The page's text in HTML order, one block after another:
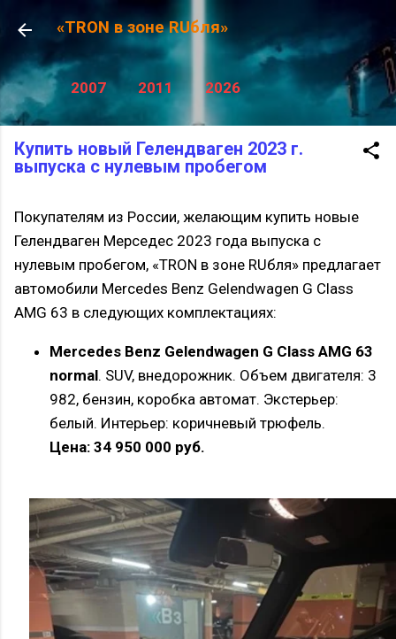
К основному контенту
«TRON в зоне RUбля»
2007 2011 2026
Купить новый Гелендваген 2023 г.
выпуска с нулевым пробегом
Покупателям из России, желающим купить новые
Гелендваген Мерседес 2023 года выпуска с
нулевым пробегом, «TRON в зоне RUбля» предлагает
автомобили Mercedes Benz Gelendwagen G Class
AMG 63 в следующих комплектациях:
Mercedes Benz Gelendwagen G Class AMG 63
normal. SUV, внедорожник. Объем двигателя: 3
982, бензин, коробка автомат. Экстерьер:
белый. Интерьер: коричневый трюфель.
Цена: 34 950 000 руб.